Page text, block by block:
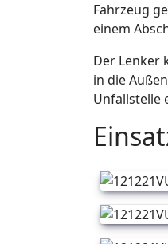
Fahrzeug
einem
Der Lenker
in die
Unfallstelle